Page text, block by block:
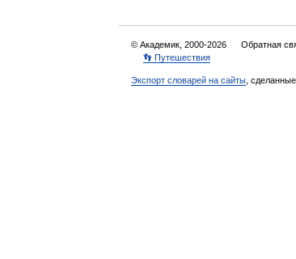
© Академик, 2000-2026 Обратная
👣 Путешествия
Экспорт словарей на сайты ,